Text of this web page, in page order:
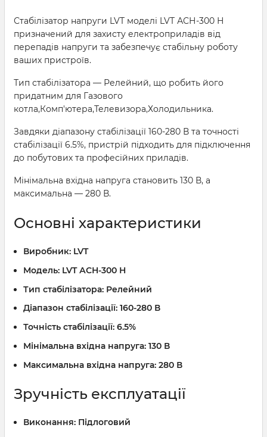
Стабілізатор напруги LVT моделі LVT АСН-300 Н
призначений для захисту електроприладів від
перепадів напруги та забезпечує стабільну роботу
ваших пристроїв.
Тип стабілізатора — Релейний, що робить його
придатним для Газового
котла,Комп'ютера,Телевизора,Холодильника.
Завдяки діапазону стабілізації 160-280 В та точності
стабілізації 6.5%, пристрій підходить для підключення
до побутових та професійних приладів.
Мінімальна вхідна напруга становить 130 В, а
максимальна — 280 В.
Основні характеристики
Виробник: LVT
Модель: LVT АСН-300 Н
Тип стабілізатора: Релейний
Діапазон стабілізації: 160-280 В
Точність стабілізації: 6.5%
Мінімальна вхідна напруга: 130 В
Максимальна вхідна напруга: 280 В
Зручність експлуатації
Виконання: Підлоговий